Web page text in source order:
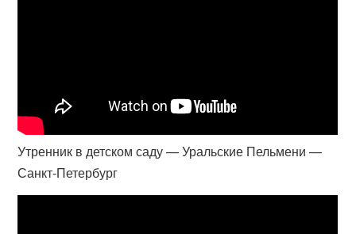
Утренник в детском саду — Уральские Пельмени —
Санкт-Петербург